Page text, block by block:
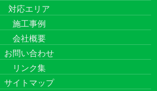
対応エリア
施工事例
会社概要
お問い合わせ
リンク集
サイトマップ